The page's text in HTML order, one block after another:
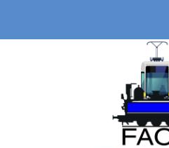
contenu
principale